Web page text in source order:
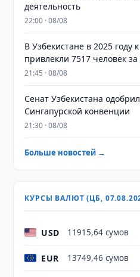
деятельность
22:00 · 08/08
В Узбекистане в 2025 году
привлекли 7517 человек
21:45 · 08/08
Сенат Узбекистана
Сингапурской конвенции
21:30 · 08/08
Больше новостей →
КУРСЫ ВАЛЮТ (ЦБ,
USD 11915,64 сумов
EUR 13749,46 сумов